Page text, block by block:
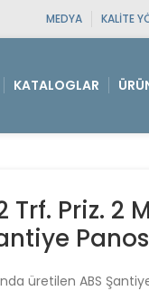
MEDYA KALITE
KATALOGLAR
Trf. Priz. 2
üretilen ABS